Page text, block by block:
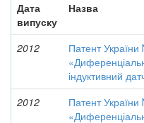
Дата
випуску
Назва
2012
Патент
індуктивний
2012
Патент